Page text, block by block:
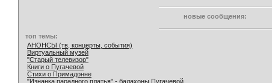
новые сообщения:
топ темы:
АНОНСЫ (тв, концерты, события)
Виртуальный музей
"Старый телевизор"
Книги о Пугачевой
Стихи о Примадонне
"Изнанка парадного платья" - балахоны Пугачевой